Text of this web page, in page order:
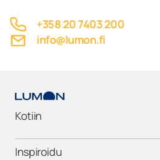
+358 20 7403 200
info@lumon.fi
Kotiin
Inspiroidu